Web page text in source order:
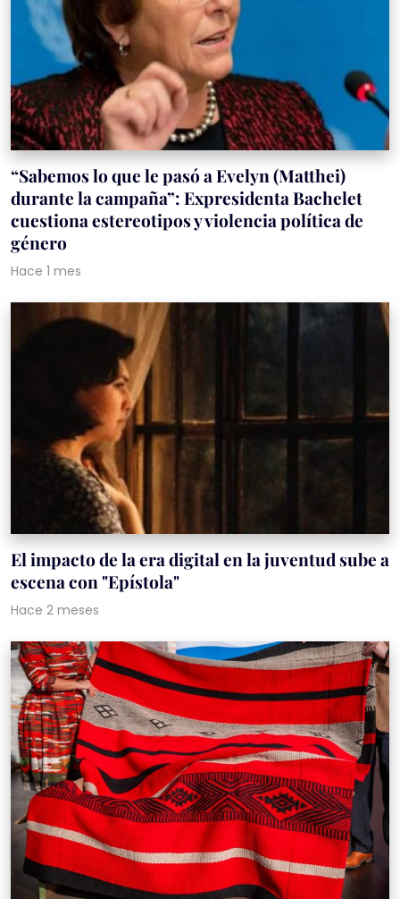
“Sabemos lo que le pasó a Evelyn (Matthei)
durante la campaña”: Expresidenta Bachelet
cuestiona estereotipos y violencia política de
género
Hace 1 mes
El impacto de la era digital en la juventud sube a
escena con "Epístola"
Hace 2 meses